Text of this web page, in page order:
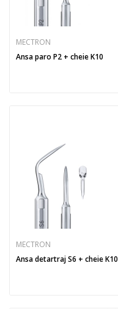
MECTRON
Ansa paro P2 + cheie K10
MECTRON
Ansa detartraj S6 + cheie K10